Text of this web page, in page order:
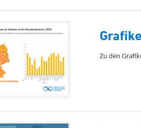
Zu den